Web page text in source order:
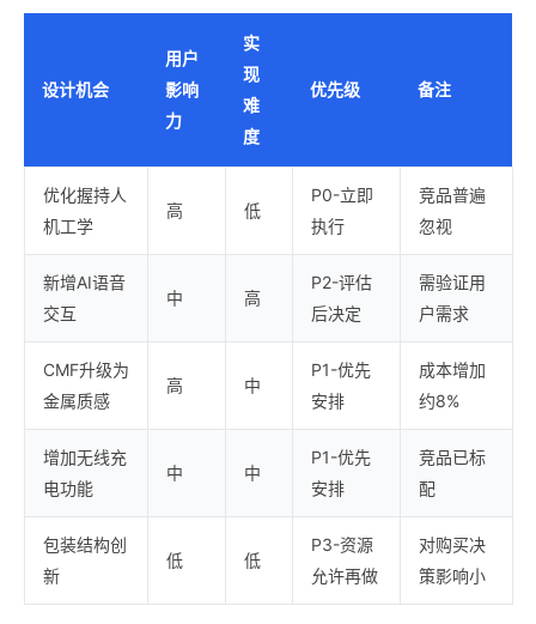
设计机会
用户
影响
力
实
现
难
度
优先级 备注
优化握持人
机工学
高 低
P0-立即
执行
竞品普遍
忽视
新增AI语音
交互
中 高
P2-评估
后决定
需验证用
户需求
CMF升级为
金属质感
高 中
P1-优先
安排
成本增加
约8%
增加无线充
电功能
中 中
P1-优先
安排
竞品已标
配
包装结构创
新
低 低
P3-资源
允许再做
对购买决
策影响小